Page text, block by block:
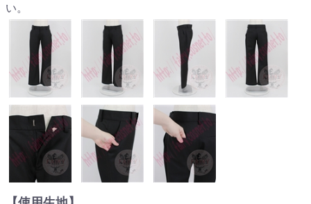
い。